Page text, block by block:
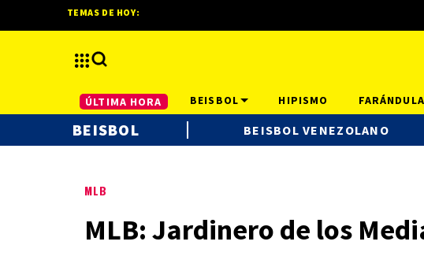
MLB
MLB: Jardinero de los
TEMAS DE HOY:
ÚLTIMA HORA BEISBOL
BEISBOL BEISBOL VENEZOLANO
HIPISMO FARÁNDULA